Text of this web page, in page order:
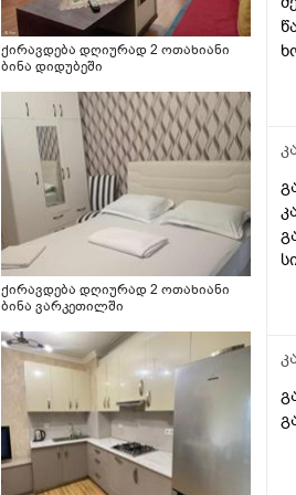
ქირავდება დღიურად 2 ოთახიანი
ბინა დიდუბეში
ქირავდება დღიურად 2 ოთახიანი
ბინა ვარკეთილში